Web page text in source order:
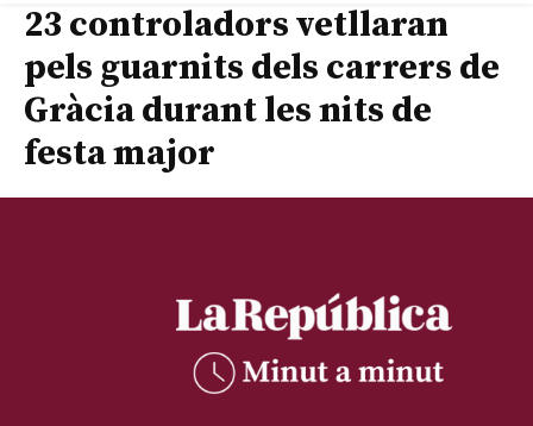
23 controladors vetllaran
pels guarnits dels carrers de
Gràcia durant les nits de
festa major